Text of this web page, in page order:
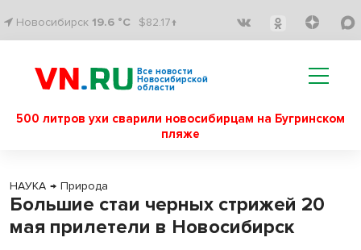
Новосибирск 19.6 °C $82.17↑
Все новости
Новосибирской
области
500 литров ухи сварили новосибирцам на Бугринском
пляже
НАУКА → Природа
Большие стаи черных стрижей 20
мая прилетели в Новосибирск